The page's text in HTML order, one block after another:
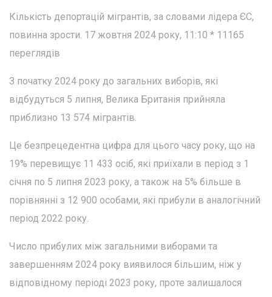
Кількість депортацій мігрантів, за словами лідера ЄС,
повинна зрости. 17 жовтня 2024 року, 11:10 * 11165
переглядів
З початку 2024 року до загальних виборів, які
відбудуться 5 липня, Велика Британія прийняла
приблизно 13 574 мігрантів.
Це безпрецедентна цифра для цього часу року, що на
19% перевищує 11 433 осіб, які приїхали в період з 1
січня по 5 липня 2023 року, а також на 5% більше в
порівнянні з 12 900 особами, які прибули в аналогічний
період 2022 року.
Число прибулих між загальними виборами та
завершенням 2024 року виявилося більшим, ніж у
відповідному періоді 2023 року, проте залишалося